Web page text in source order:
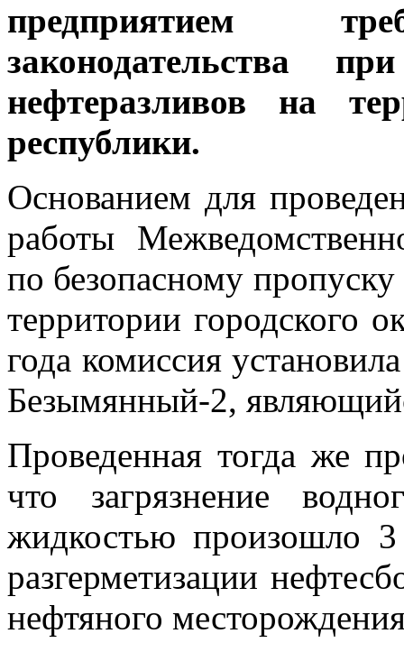
предприятием
законодательства
нефтеразливов на
республики.
Основанием для
работы
по безопасному пропуску
территории городского
года комиссия
Безымянный-2,
Проведенная тогда же
что загрязнение
жидкостью произошло 3
разгерметизации
нефтяного